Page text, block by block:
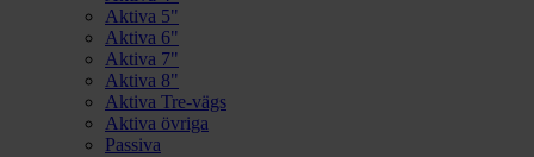
Aktiva 5"
Aktiva 6"
Aktiva 7"
Aktiva 8"
Aktiva Tre-vägs
Aktiva övriga
Passiva